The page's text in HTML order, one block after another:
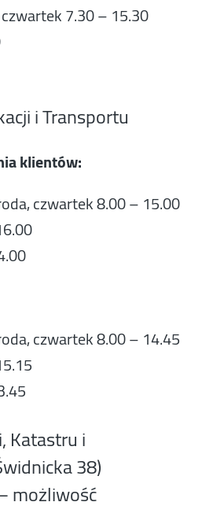
7.30 – 15.30
i Transportu
klientów:
czwartek 8.00 – 15.00
czwartek 8.00 – 14.45
Katastru i
38)
możliwość